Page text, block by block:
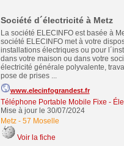
Société d´électricité à Metz
La société ELECINFO est basée à
société ELECINFO met à votre
installations électriques ou pour
dans votre maison ou dans votre
électricité générale polyvalente,
pose de prises ...
www.elecinfograndest.fr
Téléphone Portable Mobile Fixe -
Mise à jour le 30/07/2024
Metz- 57 Moselle
Voir la fiche